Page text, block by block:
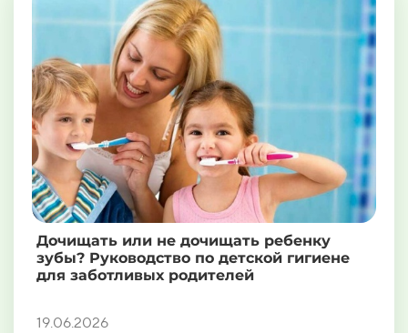
Дочищать или не дочищать ребенку
зубы? Руководство по детской гигиене
для заботливых родителей
19.06.2026